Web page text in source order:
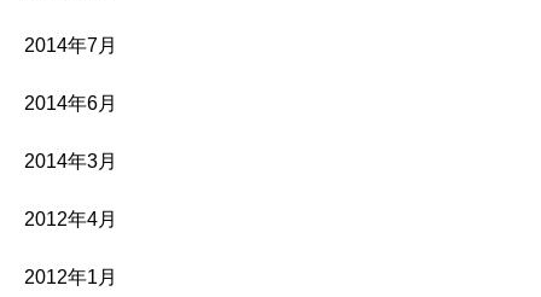
2014年7月
2014年6月
2014年3月
2012年4月
2012年1月